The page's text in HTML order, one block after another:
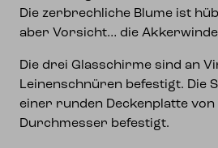
Die zerbrechliche Blume ist
aber Vorsicht… die
Die drei Glasschirme sind an
Leinenschnüren befestigt. Die
einer runden Deckenplatte von
Durchmesser befestigt.